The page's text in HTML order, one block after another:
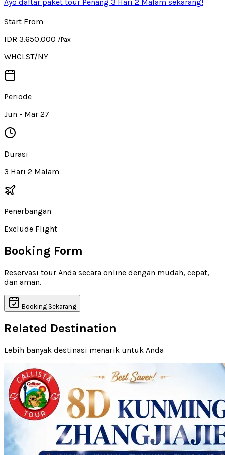
Start From
IDR 3.650.000 /Pax
WHCLST/NY
Periode
Jun - Mar 27
Durasi
3 Hari 2 Malam
Penerbangan
Exclude Flight
Booking Form
Reservasi tour Anda secara online dengan mudah, cepat,
dan aman.
Booking Sekarang
Related Destination
Lebih banyak destinasi menarik untuk Anda